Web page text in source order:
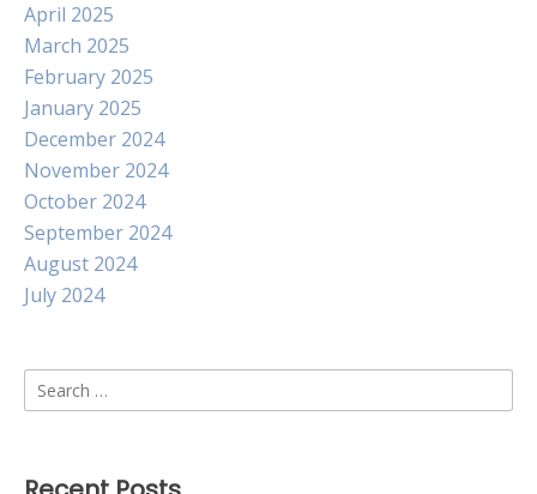
April 2025
March 2025
February 2025
January 2025
December 2024
November 2024
October 2024
September 2024
August 2024
July 2024
Search
for: